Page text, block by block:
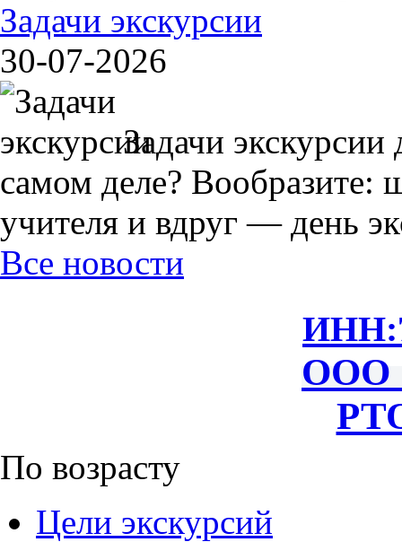
Задачи экскурсии
30-07-2026
Задачи
самом деле? Вообразите:
учителя и вдруг — день
Все новости
ИНН:
ООО
По возрасту
Цели экскурсий